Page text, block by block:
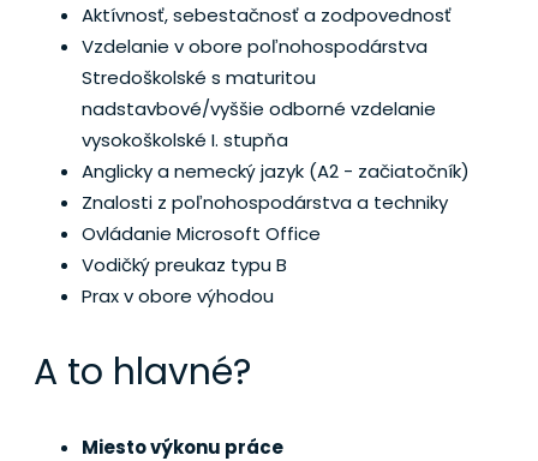
Aktívnosť, sebestačnosť a zodpovednosť
Vzdelanie v obore poľnohospodárstva
Stredoškolské s maturitou
nadstavbové/vyššie odborné vzdelanie
vysokoškolské I. stupňa
Anglicky a nemecký jazyk (A2 - začiatočník)
Znalosti z poľnohospodárstva a techniky
Ovládanie Microsoft Office
Vodičký preukaz typu B
Prax v obore výhodou
A to hlavné?
Miesto výkonu práce